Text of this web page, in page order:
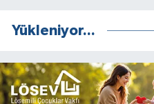
Yükleniyor...